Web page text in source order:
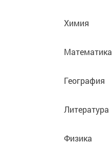
Химия
Математика
География
Литература
Физика